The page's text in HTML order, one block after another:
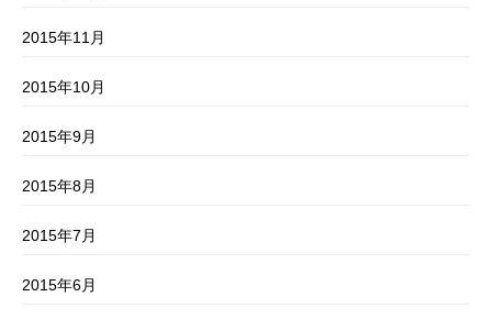
2015年11月
2015年10月
2015年9月
2015年8月
2015年7月
2015年6月